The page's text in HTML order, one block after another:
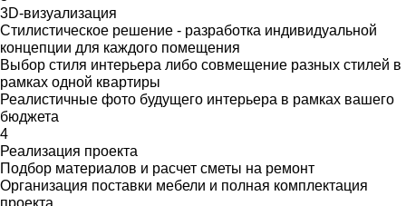
3D-визуализация
Стилистическое решение - разработка индивидуальной
концепции для каждого помещения
Выбор стиля интерьера либо совмещение разных стилей в
рамках одной квартиры
Реалистичные фото будущего интерьера в рамках вашего
бюджета
4
Реализация проекта
Подбор материалов и расчет сметы на ремонт
Организация поставки мебели и полная комплектация